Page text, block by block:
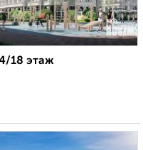
18 этаж